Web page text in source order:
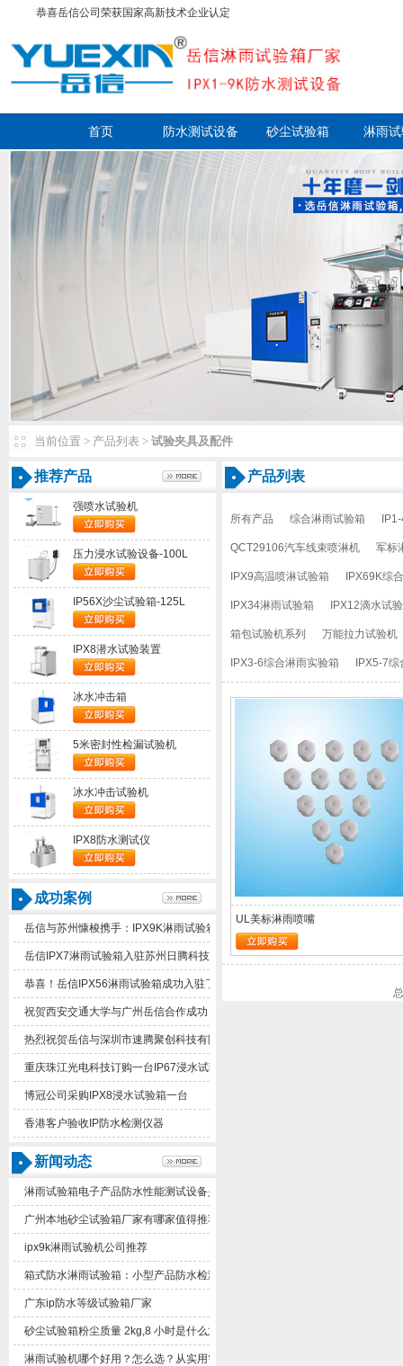
恭喜岳信公司荣获国家高新技术企业认定
首页 防水测试设备 砂尘试验箱 淋雨
走进岳信 联系
当前位置>产品列表> 试验夹具及配件
推荐产品
强喷水试验机
压力浸水试验设备-100L
IP56X沙尘试验箱-125L
IPX8潜水试验装置
冰水冲击箱
5米密封性检漏试验机
冰水冲击试验机
IPX8防水测试仪
成功案例
岳信与苏州慷梭携手：IPX9K淋雨试验箱助力品质提升
岳信IPX7淋雨试验箱入驻苏州日腾科技！
恭喜！岳信IPX56淋雨试验箱成功入驻了苏州德仕耐五金
祝贺西安交通大学与广州岳信合作成功！
热烈祝贺岳信与深圳市速腾聚创科技有限公司合作成功！
重庆珠江光电科技订购一台IP67浸水试验箱
博冠公司采购IPX8浸水试验箱一台
香港客户验收IP防水检测仪器
新闻动态
淋雨试验箱电子产品防水性能测试设备是什么东西？
广州本地砂尘试验箱厂家有哪家值得推荐
ipx9k淋雨试验机公司推荐
箱式防水淋雨试验箱：小型产品防水检测实用设备解析
广东ip防水等级试验箱厂家
砂尘试验箱粉尘质量2kg,8小时是什么意思？
淋雨试验机哪个好用？怎么选？从实用需求客观梳理选购思路
产品列表
所有产品 综合淋雨试验箱
QCT29106汽车线束喷淋机 军标
IPX9高温喷淋试验箱 IPX69K综
IPX34淋雨试验箱 IPX12滴水试
箱包试验机系列 万能拉力试验机
IPX3-6综合淋雨实验箱 IPX5-7
UL美标淋雨喷嘴